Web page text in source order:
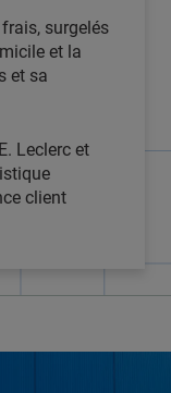
surgelés
et la
et sa
Leclerc et
client